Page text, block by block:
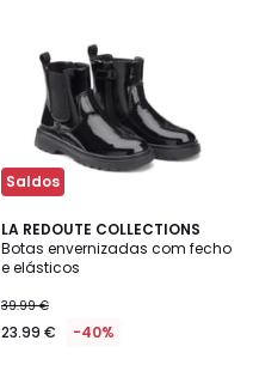
Saldos
LA REDOUTE COLLECTIONS
Botas envernizadas com fecho
e elásticos
39.99 €
23.99 € -40%
3,7
/ 5